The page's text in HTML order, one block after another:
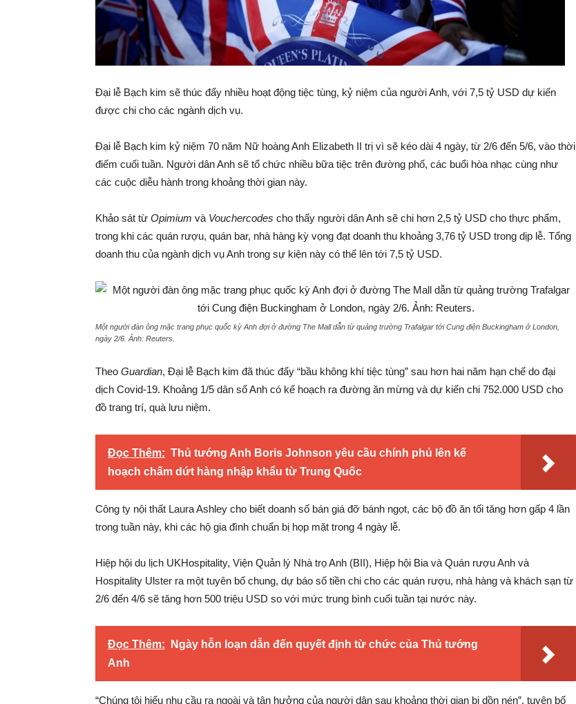
Đại lễ Bạch kim sẽ thúc đẩy nhiều hoạt động tiệc tùng, kỷ niệm của người Anh, với 7,5 tỷ USD dự kiến
được chi cho các ngành dịch vụ.
Đại lễ Bạch kim kỷ niệm 70 năm Nữ hoàng Anh Elizabeth II trị vì sẽ kéo dài 4 ngày, từ 2/6 đến 5/6, vào thời
điểm cuối tuần. Người dân Anh sẽ tổ chức nhiều bữa tiệc trên đường phố, các buổi hòa nhạc cùng như
các cuộc diễu hành trong khoảng thời gian này.
Khảo sát từ Opimium và Vouchercodes cho thấy người dân Anh sẽ chi hơn 2,5 tỷ USD cho thực phẩm,
trong khi các quán rượu, quán bar, nhà hàng kỳ vọng đạt doanh thu khoảng 3,76 tỷ USD trong dịp lễ. Tổng
doanh thu của ngành dịch vụ Anh trong sự kiện này có thể lên tới 7,5 tỷ USD.
Một người đàn ông mặc trang phục quốc kỳ Anh đợi ở đường The Mall dẫn từ quảng trường Trafalgar tới Cung điện Buckingham ở London,
ngày 2/6. Ảnh: Reuters.
Theo Guardian, Đại lễ Bạch kim đã thúc đẩy “bầu không khí tiệc tùng” sau hơn hai năm hạn chế do đại
dịch Covid-19. Khoảng 1/5 dân số Anh có kế hoạch ra đường ăn mừng và dự kiến chi 752.000 USD cho
đồ trang trí, quà lưu niệm.
Đọc Thêm: Thủ tướng Anh Boris Johnson yêu cầu chính phủ lên kế
hoạch chấm dứt hàng nhập khẩu từ Trung Quốc
Công ty nội thất Laura Ashley cho biết doanh số bán giá đỡ bánh ngọt, các bộ đồ ăn tối tăng hơn gấp 4 lần
trong tuần này, khi các hộ gia đình chuẩn bị họp mặt trong 4 ngày lễ.
Hiệp hội du lịch UKHospitality, Viện Quản lý Nhà trọ Anh (BII), Hiệp hội Bia và Quán rượu Anh và
Hospitality Ulster ra một tuyên bố chung, dự báo số tiền chi cho các quán rượu, nhà hàng và khách sạn từ
2/6 đến 4/6 sẽ tăng hơn 500 triệu USD so với mức trung bình cuối tuần tại nước này.
Đọc Thêm:
Ngày hỗn loạn dẫn đến quyết định từ chức của Thủ tướng
Anh
“Chúng tôi hiểu nhu cầu ra ngoài và tận hưởng của người dân sau khoảng thời gian bị dồn nén”, tuyên bố